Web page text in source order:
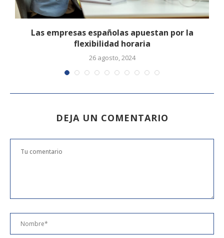
Las empresas españolas apuestan por la
flexibilidad horaria
26 agosto, 2024
DEJA UN COMENTARIO